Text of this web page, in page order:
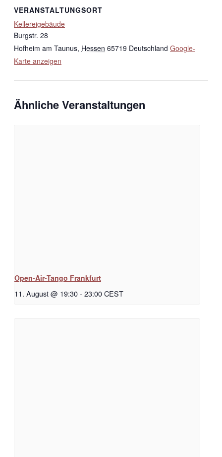
VERANSTALTUNGSORT
Kellereigebäude
Burgstr. 28
Hofheim am Taunus, Hessen 65719 Deutschland Google-
Karte anzeigen
Ähnliche Veranstaltungen
Open-Air-Tango Frankfurt
11. August @ 19:30- 23:00CEST